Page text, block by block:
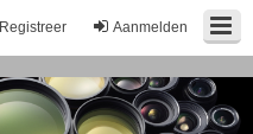
Aanmelden
Registreer